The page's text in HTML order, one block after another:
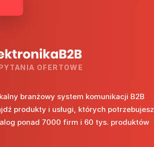
OFERTOWE
branżowy system komunikacji B2B
produkty i usługi, których potrzebujesz
ponad 7000 firm i 60 tys. produktów